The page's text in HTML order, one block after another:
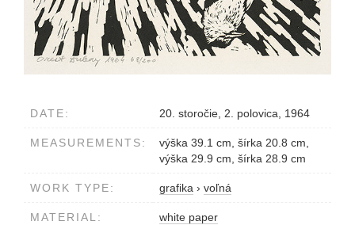
DATE: 20. storočie, 2. polovica, 1964
MEASUREMENTS:
výška 39.1 cm, šírka 20.8 cm,
výška 29.9 cm, šírka 28.9 cm
WORK TYPE: grafika › voľná
MATERIAL: white paper